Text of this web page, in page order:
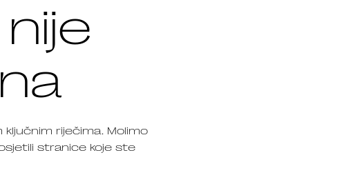
riječima. Molimo
stranice koje ste